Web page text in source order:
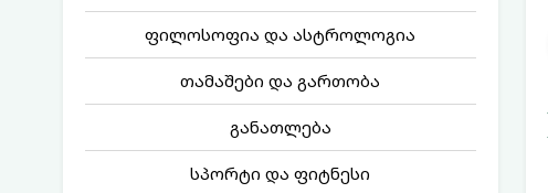
ფილოსოფია და ასტროლოგია
თამაშები და გართობა
განათლება
სპორტი და ფიტნესი